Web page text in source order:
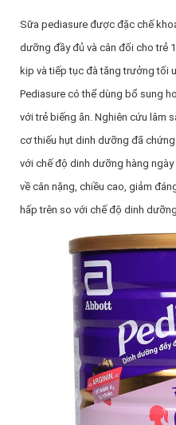
Sữa pediasure được đặc chế
dưỡng đầy đủ và cân đối cho trẻ
kịp và tiếp tục đà tăng trưởng tối
Pediasure có thể dùng bổ sung
với trẻ biếng ăn. Nghiên cứu lâm
cơ thiếu hụt dinh dưỡng đã
với chế độ dinh dưỡng hàng
về cân nặng, chiều cao, giảm
hấp trên so với chế độ dinh